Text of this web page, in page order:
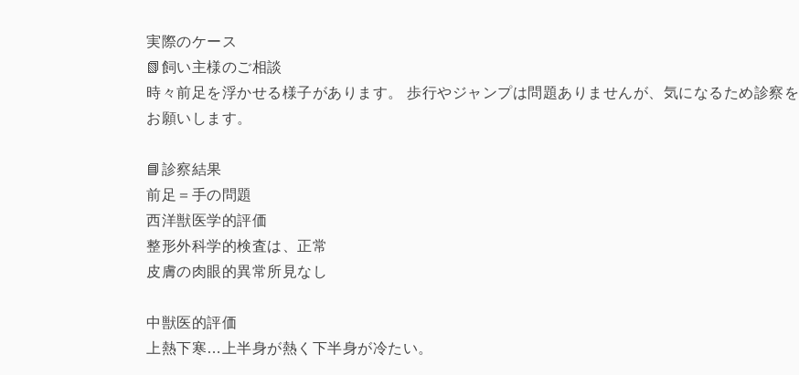
実際のケース
📗飼い主様のご相談
時々前足を浮かせる様子があります。 歩行やジャンプは問題ありませんが、気になるため診察を
お願いします。
📘診察結果
前足＝手の問題
西洋獣医学的評価
整形外科学的検査は、正常
皮膚の肉眼的異常所見なし
中獣医的評価
上熱下寒…上半身が熱く下半身が冷たい。